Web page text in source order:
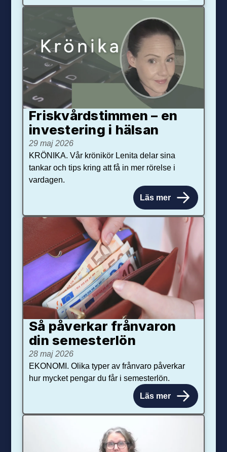
Friskvårdstimmen – en
investering i hälsan
29 maj 2026
KRÖNIKA. Vår krönikör Lenita delar sina
tankar och tips kring att få in mer rörelse i
vardagen.
Läs mer
Så påverkar från­varon
din semester­lön
28 maj 2026
EKONOMI. Olika typer av frånvaro påverkar
hur mycket pengar du får i semesterlön.
Läs mer